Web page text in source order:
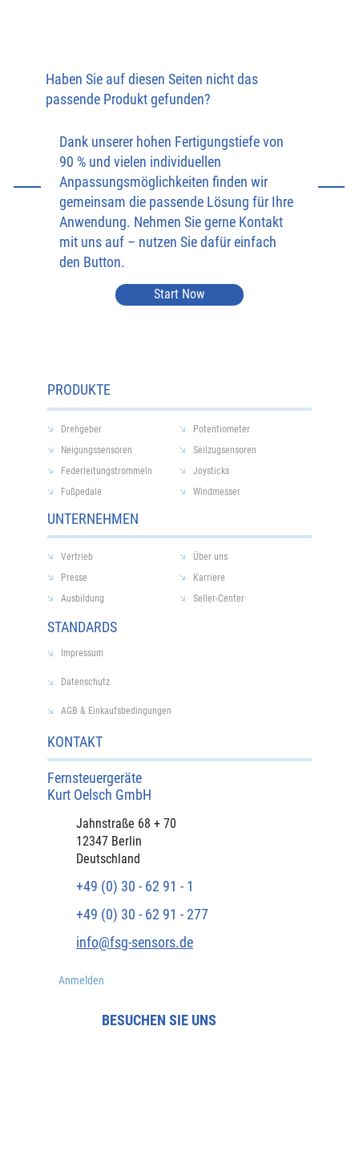
Haben Sie auf diesen Seiten nicht das
passende Produkt gefunden?
Dank unserer hohen Fertigungstiefe von
90 % und vielen individuellen
Anpassungsmöglichkeiten finden wir
gemeinsam die passende Lösung für Ihre
Anwendung. Nehmen Sie gerne Kontakt
mit uns auf – nutzen Sie dafür einfach
den Button.
Start Now
PRODUKTE
UNTERNEHMEN
KONTAKT
Drehgeber
Potentiometer
Neigungssensoren
Seilzugsensoren
Federleitungstrommeln
Joysticks
Fußpedale
Windmesser
Fernsteuergeräte
Kurt Oelsch GmbH​
​Jahnstraße 68 + 70
12347 Berlin
Deutschland
+49 (0) 30 - 62 91 - 1
+49 (0) 30 - 62 91 - 277
info@fsg-sensors.de
Anmelden
BESUCHEN SIE UNS
Vertrieb
Über uns
Presse
Karriere
Ausbildung
Seller-Center
STANDARDS
Impressum
Datenschutz
AGB & Einkaufsbedingungen